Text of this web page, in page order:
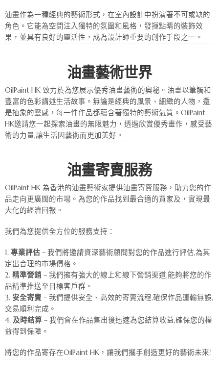
油畫作為一種經典的藝術形式，在室內設計中扮演著不可或缺的
角色。它能為空間注入獨特的氛圍和風格，發揮點睛的裝飾效
果，並具有良好的靈活性，成為設計師重要的創作手段之一。
油畫藝術世界
OilPaint HK 致力於為您展示優秀油畫藝術的奧秘。油畫以筆觸和
豐富的色彩講述生活故事。無論是經典的風景、細緻的人物，還
是抽象的靈感，每一件作品都蘊含著獨特的藝術氣質。OilPaint
HK邀請您一起探索油畫的無限魅力，透過欣賞優秀畫作，感受藝
術的力量,讓生活因藝術而更加美好。
油畫寄賣服務
OilPaint HK 為香港的油畫藝術家提供油畫寄賣服務，助力您的作
品走向更廣闊的市場。為您的作品找到最合適的買家及，實現最
大化的經濟回報。
我們為您提供全方位的服務支持：
專業評估 – 我們將邀請資深藝術顧問對您的作品進行評估,為其
定出合理的市場價格。
精準營銷 – 我們擁有強大的線上和線下營銷渠道,能夠將您的作
品精準推送至目標客戶群。
安全寄賣 – 我們提供安全、高效的寄賣流程,確保作品運輸無誤,
交易順利完成。
及時結算 – 我們會在作品售出後迅速為您結算收益,確保您的權
益得到保障。
將您的作品寄存在OilPaint HK，讓我們攜手創造更好的藝術未來!